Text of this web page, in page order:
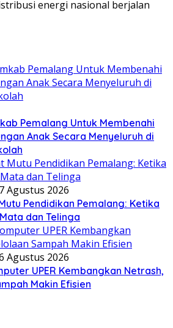
energi nasional berjalan
Pemalang Untuk Membenahi
Anak Secara Menyeluruh di
7 Agustus 2026
Pendidikan Pemalang: Ketika
dan Telinga
Agustus 2026
UPER Kembangkan Netrash,
Makin Efisien